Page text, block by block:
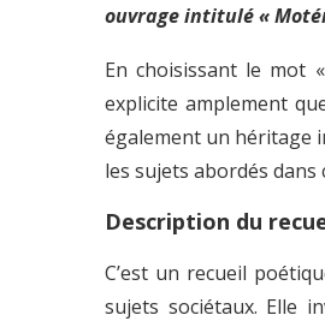
ouvrage intitulé «
En choisissant le mot
explicite amplement
également un héritage
les sujets abordés
Description du
C’est un recueil
sujets sociétaux. Elle